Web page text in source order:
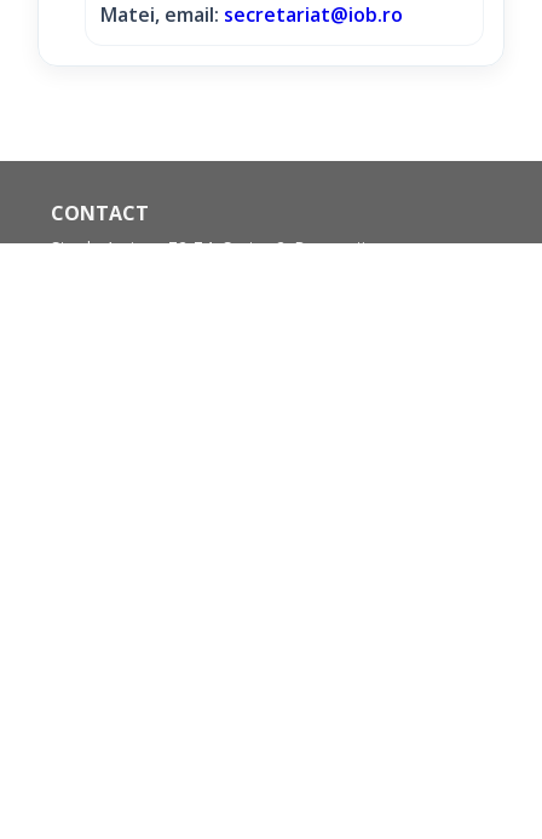
Matei, email: secretariat@iob.ro
CONTACT
Strada Avrig nr.72-74, Sector 2, Bucuresti